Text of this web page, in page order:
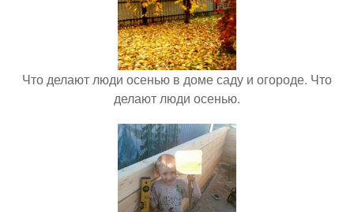
Что делают люди осенью в доме саду и огороде. Что
делают люди осенью.